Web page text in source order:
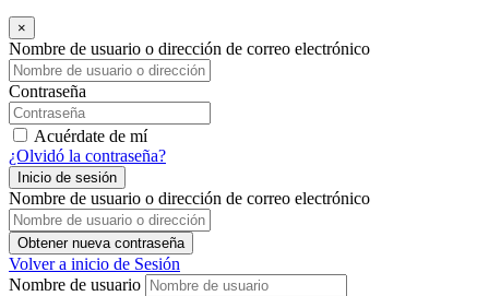
×
Nombre de usuario o dirección de correo electrónico
Contraseña
Acuérdate de mí
¿Olvidó la contraseña?
Inicio de sesión
Nombre de usuario o dirección de correo electrónico
Obtener nueva contraseña
Volver a inicio de Sesión
Nombre de usuario